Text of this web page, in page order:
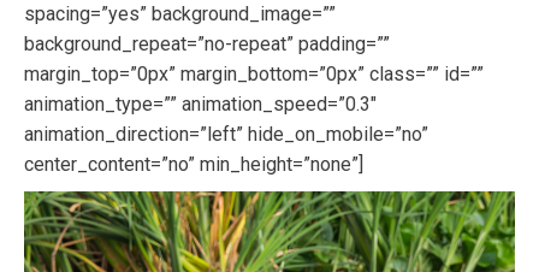
spacing=”yes” background_image=””
background_repeat=”no-repeat” padding=””
margin_top=”0px” margin_bottom=”0px” class=”” id=””
animation_type=”” animation_speed=”0.3″
animation_direction=”left” hide_on_mobile=”no”
center_content=”no” min_height=”none”]